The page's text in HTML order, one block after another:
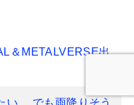
＆METALVERSE出
い。 でも雨降りそう